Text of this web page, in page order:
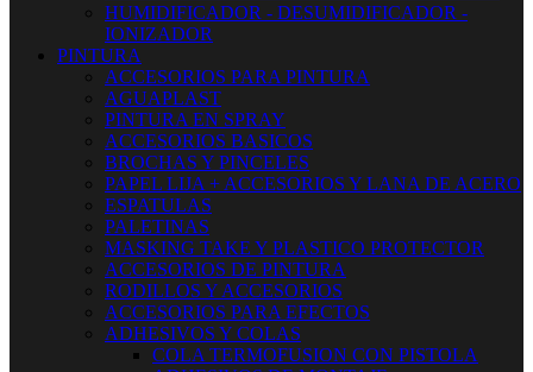
HUMIDIFICADOR - DESUMIDIFICADOR -
IONIZADOR
PINTURA
ACCESORIOS PARA PINTURA
AGUAPLAST
PINTURA EN SPRAY
ACCESORIOS BASICOS
BROCHAS Y PINCELES
PAPEL LIJA + ACCESORIOS Y LANA DE ACERO
ESPATULAS
PALETINAS
MASKING TAKE Y PLASTICO PROTECTOR
ACCESORIOS DE PINTURA
RODILLOS Y ACCESORIOS
ACCESORIOS PARA EFECTOS
ADHESIVOS Y COLAS
COLA TERMOFUSION CON PISTOLA